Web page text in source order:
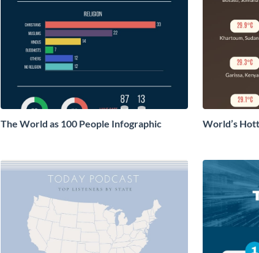
The World as 100 People Infographic World’s